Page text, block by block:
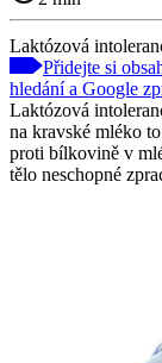
Laktózová
Přidejte si
hledání a Google
Laktózová
na kravské mléko
proti bílkovině v
tělo neschopné